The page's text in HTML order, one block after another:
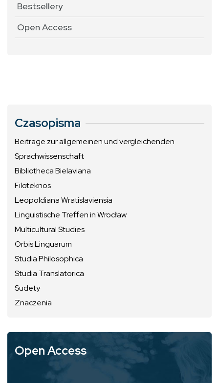
Bestsellery
Open Access
Czasopisma
Beiträge zur allgemeinen und vergleichenden
Sprachwissenschaft
Bibliotheca Bielaviana
Filoteknos
Leopoldiana Wratislaviensia
Linguistische Treffen in Wrocław
Multicultural Studies
Orbis Linguarum
Studia Philosophica
Studia Translatorica
Sudety
Znaczenia
Open Access